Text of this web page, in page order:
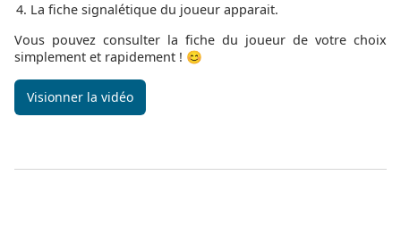
La fiche signalétique du joueur apparait.
Vous pouvez consulter la fiche du joueur de votre choix
simplement et rapidement ! 😊
Visionner la vidéo